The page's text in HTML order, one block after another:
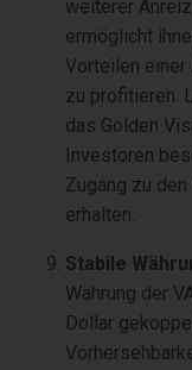
weiterer
ermöglicht
Vorteilen
zu profitieren.
das Golden
Investoren
Zugang zu
erhalten.
Stabile
Währung der
Dollar